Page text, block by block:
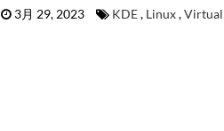
3月 29, 2023 KDE, Linux,